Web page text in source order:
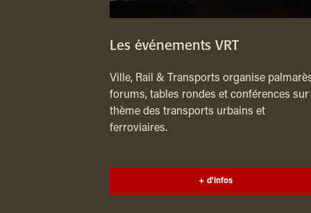
Les événements VRT
Ville, Rail & Transports organise
forums, tables rondes et conférences sur
thème des transports urbains et
ferroviaires.
+ d'infos